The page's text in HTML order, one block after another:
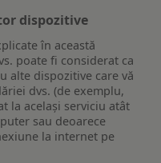
dispozitive
în această
poate fi considerat ca
alte dispozitive care vă
dvs. (de exemplu,
la același serviciu atât
sau deoarece
la internet pe